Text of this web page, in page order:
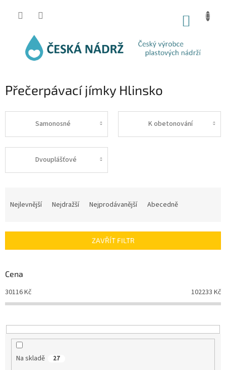
Přečerpávací jímky Hlinsko
Samonosné K obetonování
Dvouplášťové
í
r
o
d
u
t
ů
Nejlevnější Nejdražší Nejprodávanější Abecedně
ZAVŘÍT FILTR
Cena
30116Kč 102233 Kč
Na skladě 27